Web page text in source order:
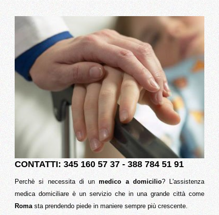
CONTATTI: 345 160 57 37 - 388 784 51 91
Perchè si necessita di unmedico a domicilio? L'assistenza
medica domiciliare è un servizio che in una grande città come
Romasta prendendo piede in maniere sempre più crescente.